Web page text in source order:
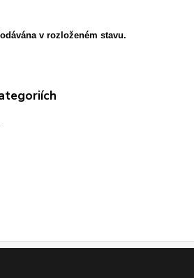
v rozloženém stavu.